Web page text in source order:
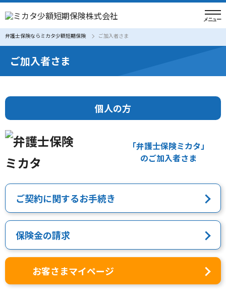
弁護士保険ならミカタ少額短期保険 ご加入者さま
ご加入者さま
個人の方
「弁護士保険ミカタ」
のご加入者さま
ご契約に関するお手続き
保険金の請求
お客さまマイページ